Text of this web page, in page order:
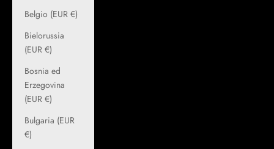
Belgio (EUR €)
Bielorussia
(EUR €)
Bosnia ed
Erzegovina
(EUR €)
Bulgaria (EUR
€)